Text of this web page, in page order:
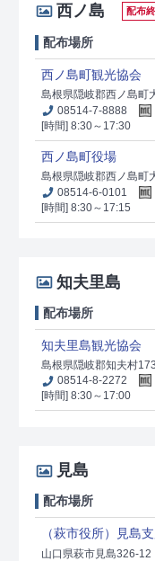
西ノ島 配布
配布場所
西ノ島町観光協会
島根県隠岐郡西ノ島町
08514-7-8888
[時間] 8:30～17:30
西ノ島町役場
島根県隠岐郡西ノ島町
08514-6-0101
[時間] 8:30～17:15
知夫里島
配布場所
知夫里島観光協会
島根県隠岐郡知夫村
08514-8-2272
[時間] 8:30～17:00
見島
配布場所
（萩市役所）見島
山口県萩市見島326-12